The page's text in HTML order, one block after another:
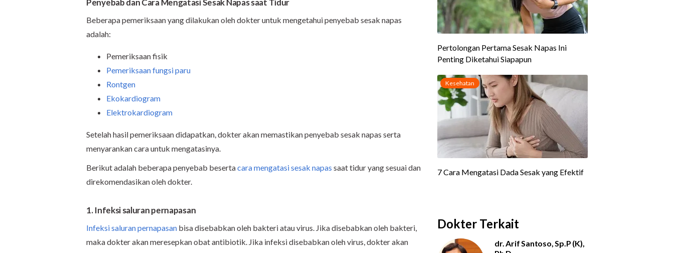
Penyebab dan Cara Mengatasi Sesak Napas saat Tidur
Beberapa pemeriksaan yang dilakukan oleh dokter untuk mengetahui penyebab sesak napas
adalah:
Pemeriksaan fisik
Pemeriksaan fungsi paru
Rontgen
Ekokardiogram
Elektrokardiogram
Setelah hasil pemeriksaan didapatkan, dokter akan memastikan penyebab sesak napas serta
menyarankan cara untuk mengatasinya.
Berikut adalah beberapa penyebab besertacara mengatasi sesak napas saat tidur yang sesuai dan
direkomendasikan oleh dokter.
1. Infeksi saluran pernapasan
Infeksi saluran pernapasan bisa disebabkan oleh bakteri atau virus. Jika disebabkan oleh bakteri,
maka dokter akan meresepkan obat antibiotik. Jika infeksi disebabkan oleh virus, dokter akan
Dokter Terkait